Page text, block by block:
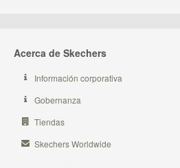
Acerca de Skechers
Información corporativa
Gobernanza
Tiendas
Skechers Worldwide